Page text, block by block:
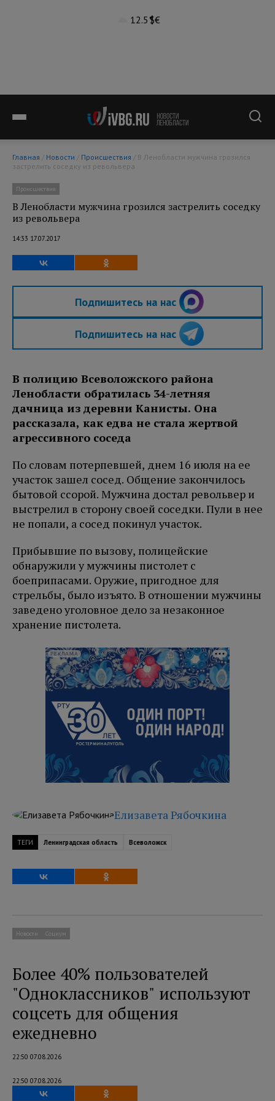
12.5°$€
Главная / Новости / Происшествия
застрелить соседку из револьвера
Происшествия
В Ленобласти мужчина грозился застрелить соседку
из револьвера
14:33 17.07.2017
Подпишитесь на нас
Подпишитесь на нас
В полицию Всеволожского района
Ленобласти обратилась 34-летняя
дачница из деревни Канисты. Она
рассказала, как едва не стала жертвой
агрессивного соседа
По словам потерпевшей, днем 16 июля на ее
участок зашел сосед. Общение закончилось
бытовой ссорой. Мужчина достал револьвер и
выстрелил в сторону своей соседки. Пули в нее
не попали, а сосед покинул участок.
Прибывшие по вызову, полицейские
обнаружили у мужчины пистолет с
боеприпасами. Оружие, пригодное для
стрельбы, было изъято. В отношении мужчины
заведено уголовное дело за незаконное
хранение пистолета.
РЕКЛАМА
Елизавета Рябочкина
ТЕГИ Ленинградская область Всеволожск
Новости Социум
Более 40% пользователей
"Одноклассников" используют
соцсеть для общения
ежедневно
22:50 07.08.2026
22:50 07.08.2026